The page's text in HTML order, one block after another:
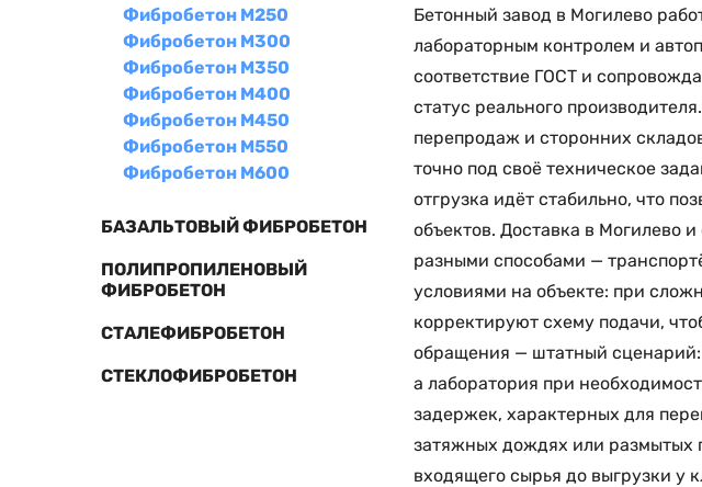
Фибробетон М250
Фибробетон М300
Фибробетон М350
Фибробетон М400
Фибробетон М450
Фибробетон М550
Фибробетон М600
БАЗАЛЬТОВЫЙ ФИБРОБЕТОН
ПОЛИПРОПИЛЕНОВЫЙ
ФИБРОБЕТОН
СТАЛЕФИБРОБЕТОН
СТЕКЛОФИБРОБЕТОН
Бетонный завод в Могилево
лабораторным контролем и
соответствие ГОСТ и
статус реального
перепродаж и сторонних
точно под своё техническое
отгрузка идёт стабильно, что
объектов. Доставка в Могилево
разными способами —
условиями на объекте: при
корректируют схему подачи,
обращения — штатный сценарий:
а лаборатория при
задержек, характерных для
затяжных дождях или размытых
входящего сырья до выгрузки у